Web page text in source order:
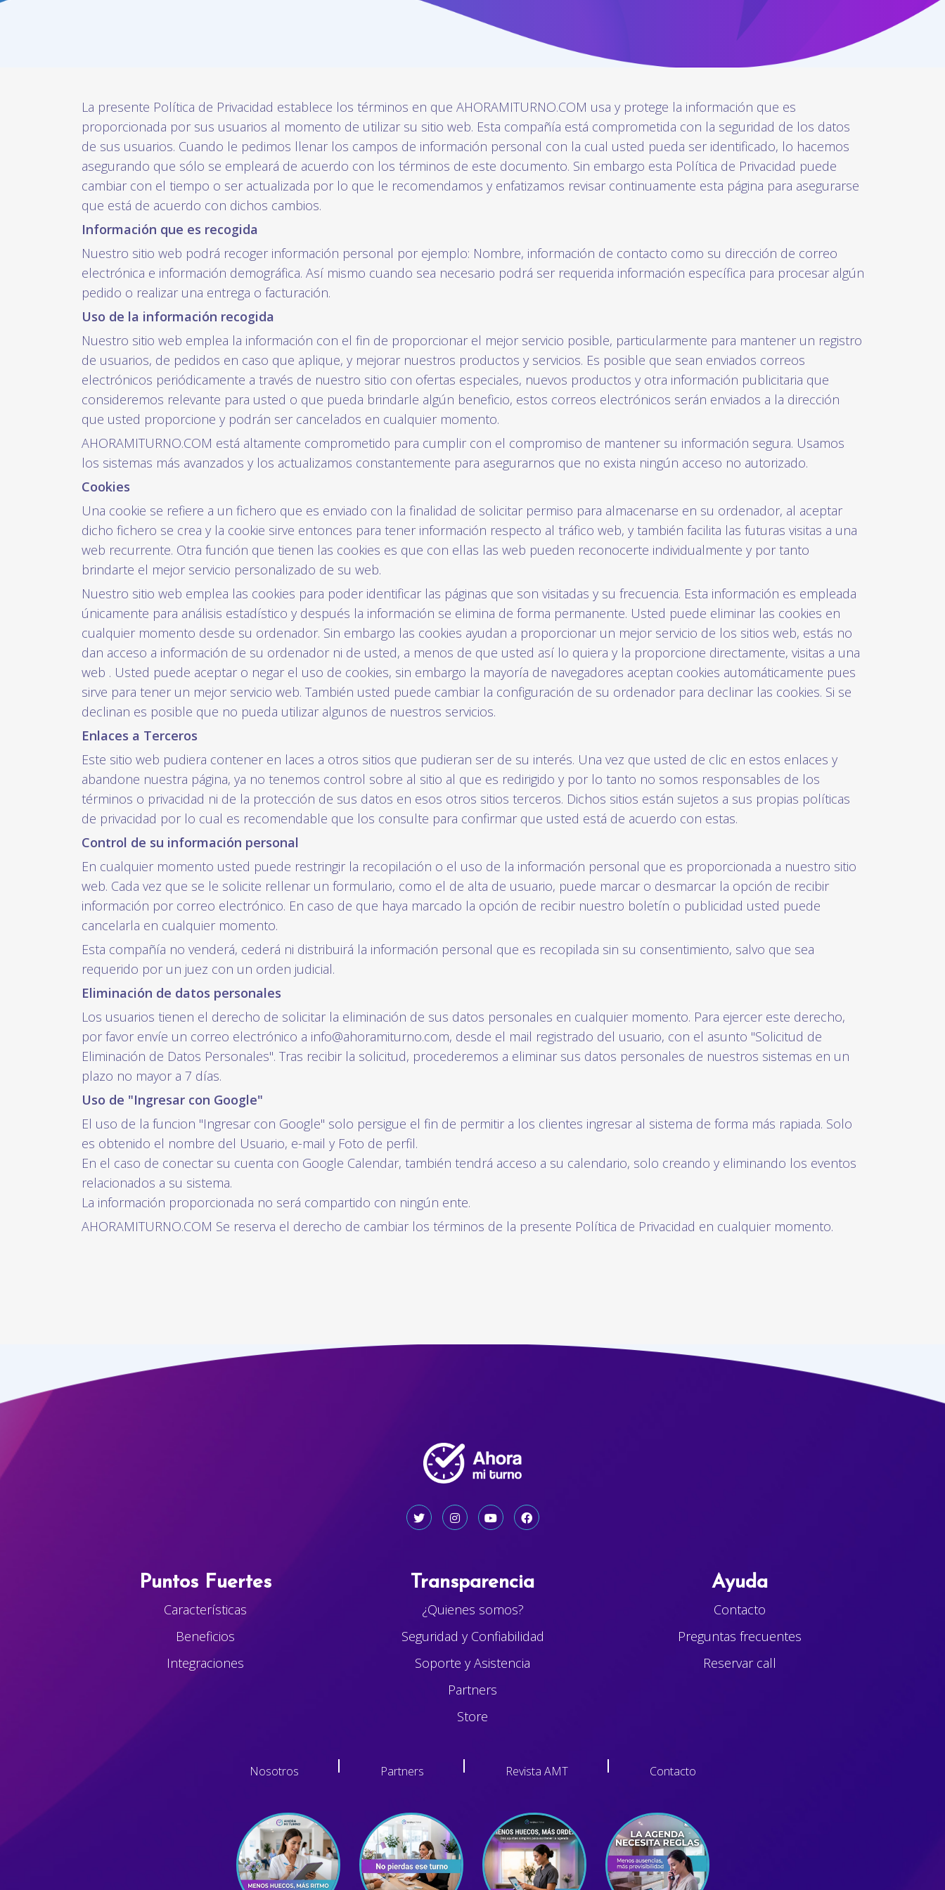
La presente Política de Privacidad establece los términos en que AHORAMITURNO.COM usa y protege la información que es
proporcionada por sus usuarios al momento de utilizar su sitio web. Esta compañía está comprometida con la seguridad de los datos
de sus usuarios. Cuando le pedimos llenar los campos de información personal con la cual usted pueda ser identificado, lo hacemos
asegurando que sólo se empleará de acuerdo con los términos de este documento. Sin embargo esta Política de Privacidad puede
cambiar con el tiempo o ser actualizada por lo que le recomendamos y enfatizamos revisar continuamente esta página para asegurarse
que está de acuerdo con dichos cambios.
Información que es recogida
Nuestro sitio web podrá recoger información personal por ejemplo: Nombre, información de contacto como su dirección de correo
electrónica e información demográfica. Así mismo cuando sea necesario podrá ser requerida información específica para procesar algún
pedido o realizar una entrega o facturación.
Uso de la información recogida
Nuestro sitio web emplea la información con el fin de proporcionar el mejor servicio posible, particularmente para mantener un registro
de usuarios, de pedidos en caso que aplique, y mejorar nuestros productos y servicios. Es posible que sean enviados correos
electrónicos periódicamente a través de nuestro sitio con ofertas especiales, nuevos productos y otra información publicitaria que
consideremos relevante para usted o que pueda brindarle algún beneficio, estos correos electrónicos serán enviados a la dirección
que usted proporcione y podrán ser cancelados en cualquier momento.
AHORAMITURNO.COM está altamente comprometido para cumplir con el compromiso de mantener su información segura. Usamos
los sistemas más avanzados y los actualizamos constantemente para asegurarnos que no exista ningún acceso no autorizado.
Cookies
Una cookie se refiere a un fichero que es enviado con la finalidad de solicitar permiso para almacenarse en su ordenador, al aceptar
dicho fichero se crea y la cookie sirve entonces para tener información respecto al tráfico web, y también facilita las futuras visitas a una
web recurrente. Otra función que tienen las cookies es que con ellas las web pueden reconocerte individualmente y por tanto
brindarte el mejor servicio personalizado de su web.
Nuestro sitio web emplea las cookies para poder identificar las páginas que son visitadas y su frecuencia. Esta información es empleada
únicamente para análisis estadístico y después la información se elimina de forma permanente. Usted puede eliminar las cookies en
cualquier momento desde su ordenador. Sin embargo las cookies ayudan a proporcionar un mejor servicio de los sitios web, estás no
dan acceso a información de su ordenador ni de usted, a menos de que usted así lo quiera y la proporcione directamente, visitas a una
web . Usted puede aceptar o negar el uso de cookies, sin embargo la mayoría de navegadores aceptan cookies automáticamente pues
sirve para tener un mejor servicio web. También usted puede cambiar la configuración de su ordenador para declinar las cookies. Si se
declinan es posible que no pueda utilizar algunos de nuestros servicios.
Enlaces a Terceros
Este sitio web pudiera contener en laces a otros sitios que pudieran ser de su interés. Una vez que usted de clic en estos enlaces y
abandone nuestra página, ya no tenemos control sobre al sitio al que es redirigido y por lo tanto no somos responsables de los
términos o privacidad ni de la protección de sus datos en esos otros sitios terceros. Dichos sitios están sujetos a sus propias políticas
de privacidad por lo cual es recomendable que los consulte para confirmar que usted está de acuerdo con estas.
Control de su información personal
En cualquier momento usted puede restringir la recopilación o el uso de la información personal que es proporcionada a nuestro sitio
web. Cada vez que se le solicite rellenar un formulario, como el de alta de usuario, puede marcar o desmarcar la opción de recibir
información por correo electrónico. En caso de que haya marcado la opción de recibir nuestro boletín o publicidad usted puede
cancelarla en cualquier momento.
Esta compañía no venderá, cederá ni distribuirá la información personal que es recopilada sin su consentimiento, salvo que sea
requerido por un juez con un orden judicial.
Eliminación de datos personales
Los usuarios tienen el derecho de solicitar la eliminación de sus datos personales en cualquier momento. Para ejercer este derecho,
por favor envíe un correo electrónico a info@ahoramiturno.com, desde el mail registrado del usuario, con el asunto "Solicitud de
Eliminación de Datos Personales". Tras recibir la solicitud, procederemos a eliminar sus datos personales de nuestros sistemas en un
plazo no mayor a 7 días.
Uso de "Ingresar con Google"
El uso de la funcion "Ingresar con Google" solo persigue el fin de permitir a los clientes ingresar al sistema de forma más rapiada. Solo
es obtenido el nombre del Usuario, e-mail y Foto de perfil.
En el caso de conectar su cuenta con Google Calendar, también tendrá acceso a su calendario, solo creando y eliminando los eventos
relacionados a su sistema.
La información proporcionada no será compartido con ningún ente.
AHORAMITURNO.COM Se reserva el derecho de cambiar los términos de la presente Política de Privacidad en cualquier momento.
Puntos Fuertes
Características
Beneficios
Integraciones
Transparencia
¿Quienes somos?
Seguridad y Confiabilidad
Soporte y Asistencia
Partners
Store
Ayuda
Contacto
Preguntas frecuentes
Reservar call
Nosotros Partners Revista AMT Contacto